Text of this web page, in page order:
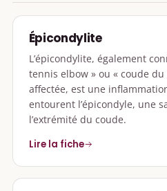
Épicondylite
L’épicondylite, également
tennis elbow » ou « coude
affectée, est une
entourent l’épicondyle, une
l’extrémité du coude.
Lire la fiche